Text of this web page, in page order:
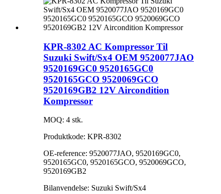
KPR-8302 AC Kompressor Til
Suzuki Swift/Sx4 OEM 9520077JAO
9520169GC0 9520165GC0
9520165GCO 9520069GCO
9520169GB2 12V Aircondition
Kompressor
MOQ: 4 stk.
Produktkode: KPR-8302
OE-reference: 9520077JAO, 9520169GC0,
9520165GC0, 9520165GCO, 9520069GCO,
9520169GB2
Bilanvendelse: Suzuki Swift/Sx4